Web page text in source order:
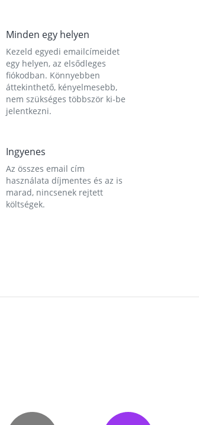
Minden egy helyen
Kezeld egyedi emailcímeidet
egy helyen, az elsődleges
fiókodban. Könnyebben
áttekinthető, kényelmesebb,
nem szükséges többször ki-be
jelentkezni.
Ingyenes
Az összes email cím
használata díjmentes és az is
marad, nincsenek rejtett
költségek.